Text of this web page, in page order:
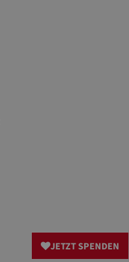
JETZT SPENDEN